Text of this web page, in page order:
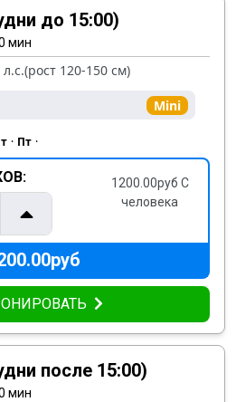
до 15:00)
мин
120-150 см)
Mini
· Пт ·
1200.00руб С
человека
после 15:00)
мин